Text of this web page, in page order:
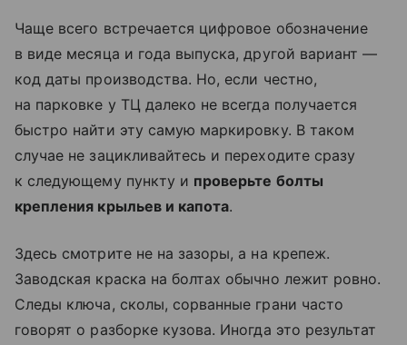
Чаще всего встречается цифровое обозначение
в виде месяца и года выпуска, другой вариант —
код даты производства. Но, если честно,
на парковке у ТЦ далеко не всегда получается
быстро найти эту самую маркировку. В таком
случае не зацикливайтесь и переходите сразу
к следующему пункту и проверьте болты
крепления крыльев и капота.
Здесь смотрите не на зазоры, а на крепеж.
Заводская краска на болтах обычно лежит ровно.
Следы ключа, сколы, сорванные грани часто
говорят о разборке кузова. Иногда это результат